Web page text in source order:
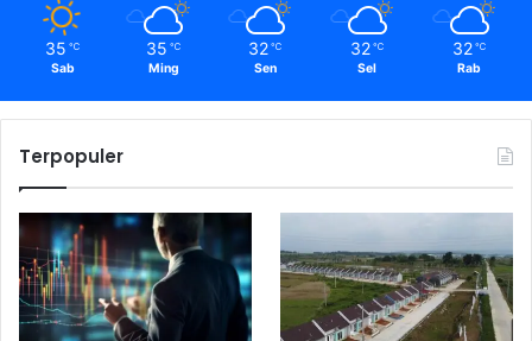
35 ℃
Sab
35 ℃
Ming
32 ℃
Sen
32 ℃
Sel
32 ℃
Rab
Terpopuler